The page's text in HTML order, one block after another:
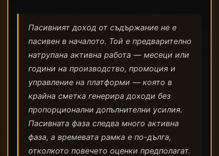
Пасивният доход от съдържание не е
пасивен в началото. Той е предварително
натрупана активна работа — месеци или
години на производство, промоция и
управление на платформи — която в
крайна сметка генерира доходи без
пропорционални допълнителни усилия.
Пасивната фаза следва много активна
фаза, а времевата рамка е по-дълга,
отколкото повечето оценки предполагат.